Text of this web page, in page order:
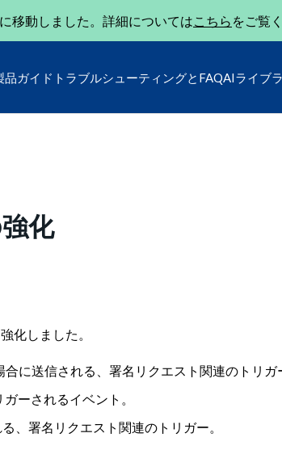
に移動しました。詳細についてはこちら をご覧
品ガイド トラブルシューティングとFAQAIライブ
化
化しました。
に送信される、署名リクエスト関連のトリガ
ーされるイベント。
、署名リクエスト関連のトリガー。